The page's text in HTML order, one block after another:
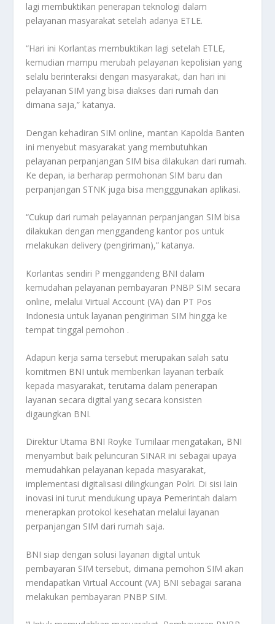
lagi membuktikan penerapan teknologi dalam
pelayanan masyarakat setelah adanya ETLE.
“Hari ini Korlantas membuktikan lagi setelah ETLE,
kemudian mampu merubah pelayanan kepolisian yang
selalu berinteraksi dengan masyarakat, dan hari ini
pelayanan SIM yang bisa diakses dari rumah dan
dimana saja,” katanya.
Dengan kehadiran SIM online, mantan Kapolda Banten
ini menyebut masyarakat yang membutuhkan
pelayanan perpanjangan SIM bisa dilakukan dari rumah.
Ke depan, ia berharap permohonan SIM baru dan
perpanjangan STNK juga bisa mengggunakan aplikasi.
“Cukup dari rumah pelayannan perpanjangan SIM bisa
dilakukan dengan menggandeng kantor pos untuk
melakukan delivery (pengiriman),” katanya.
Korlantas sendiri P menggandeng BNI dalam
kemudahan pelayanan pembayaran PNBP SIM secara
online, melalui Virtual Account (VA) dan PT Pos
Indonesia untuk layanan pengiriman SIM hingga ke
tempat tinggal pemohon .
Adapun kerja sama tersebut merupakan salah satu
komitmen BNI untuk memberikan layanan terbaik
kepada masyarakat, terutama dalam penerapan
layanan secara digital yang secara konsisten
digaungkan BNI.
Direktur Utama BNI Royke Tumilaar mengatakan, BNI
menyambut baik peluncuran SINAR ini sebagai upaya
memudahkan pelayanan kepada masyarakat,
implementasi digitalisasi dilingkungan Polri. Di sisi lain
inovasi ini turut mendukung upaya Pemerintah dalam
menerapkan protokol kesehatan melalui layanan
perpanjangan SIM dari rumah saja.
BNI siap dengan solusi layanan digital untuk
pembayaran SIM tersebut, dimana pemohon SIM akan
mendapatkan Virtual Account (VA) BNI sebagai sarana
melakukan pembayaran PNBP SIM.